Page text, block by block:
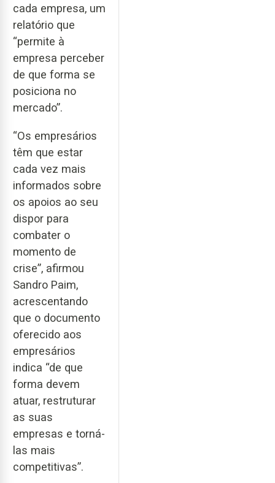
cada empresa, um
relatório que
“permite à
empresa perceber
de que forma se
posiciona no
mercado”.
“Os empresários
têm que estar
cada vez mais
informados sobre
os apoios ao seu
dispor para
combater o
momento de
crise”, afirmou
Sandro Paim,
acrescentando
que o documento
oferecido aos
empresários
indica “de que
forma devem
atuar, restruturar
as suas
empresas e torná-
las mais
competitivas”.